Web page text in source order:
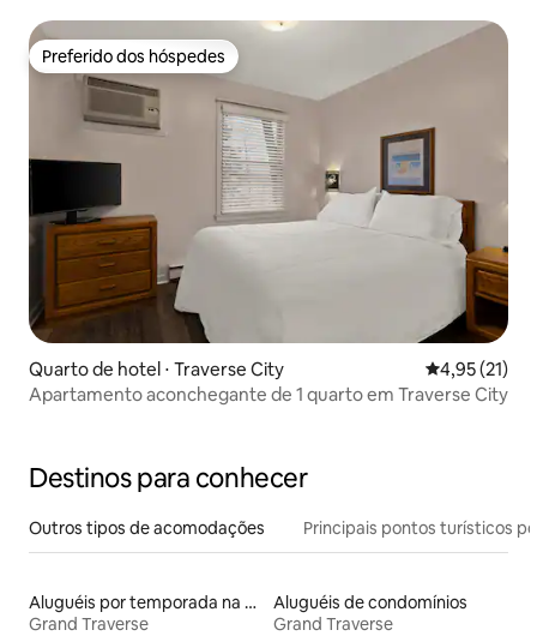
Preferido dos hóspedes
Preferido dos hóspedes
Quarto de hotel ⋅ Traverse City 4,95 de uma
4,95 (21)
Apartamento aconchegante de 1 quarto em Traverse City
Destinos para conhecer
Outros tipos de acomodações Principais pontos turísticos
Aluguéis por temporada na orla
Grand Traverse
Aluguéis de condomínios
Grand Traverse